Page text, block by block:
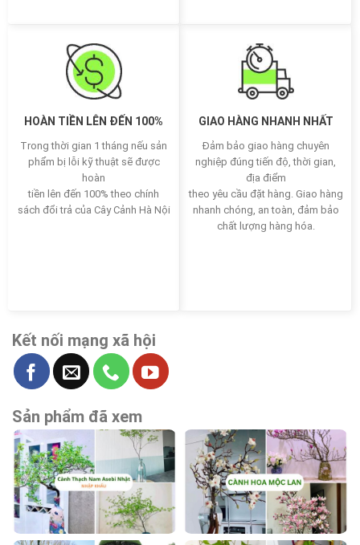
HOÀN TIỀN LÊN ĐẾN 100%
Trong thời gian 1 tháng nếu sản
phẩm bị lỗi kỹ thuật sẽ được
hoàn
tiền lên đến 100% theo chính
sách đổi trả của Cây Cảnh Hà Nội
GIAO HÀNG NHANH NHẤT
Đảm bảo giao hàng chuyên
nghiệp đúng tiến độ, thời gian,
địa điểm
theo yêu cầu đặt hàng. Giao hàng
nhanh chóng, an toàn, đảm bảo
chất lượng hàng hóa.
Kết nối mạng xã hội
Sản phẩm đã xem